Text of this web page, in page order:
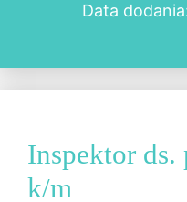
Data
Inspektor ds.
k/m